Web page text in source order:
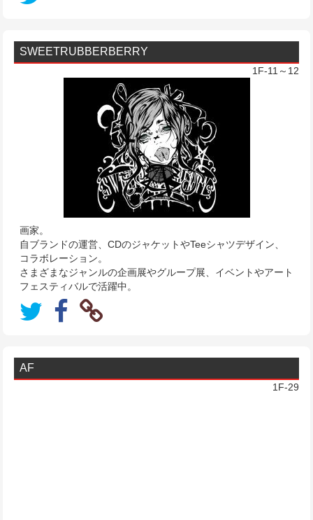
SWEETRUBBERBERRY
1F-11～12
画家。
自ブランドの運営、CDのジャケットやTeeシャツデザイン、
コラボレーション。
さまざまなジャンルの企画展やグループ展、イベントやアート
フェスティバルで活躍中。
AF
1F-29